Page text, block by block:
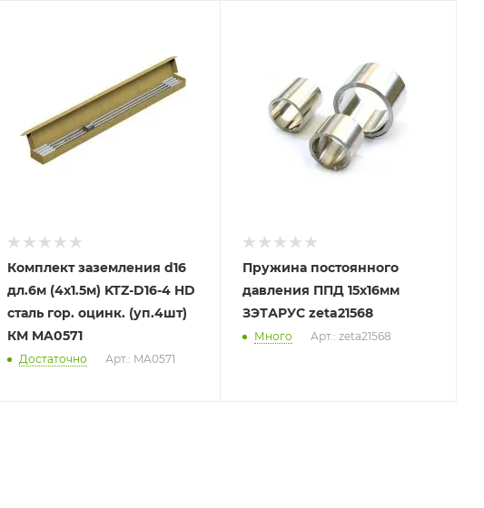
Комплект заземления d16
дл.6м (4х1.5м) KTZ-D16-4 HD
сталь гор. оцинк. (уп.4шт)
КМ MA0571
Достаточно Арт.: MA0571
Пружина постоянного
давления ППД 15х16мм
ЗЭТАРУС zeta21568
Много Арт.: zeta21568